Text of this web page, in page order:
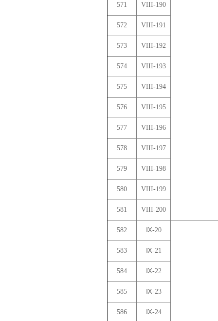
571 VIII-190
572 VIII-191
573 VIII-192
574 VIII-193
575 VIII-194
576 VIII-195
577 VIII-196
578 VIII-197
579 VIII-198
580 VIII-199
581 VIII-200
582 Ⅸ-20
583 Ⅸ-21
584 Ⅸ-22
585 Ⅸ-23
586 Ⅸ-24